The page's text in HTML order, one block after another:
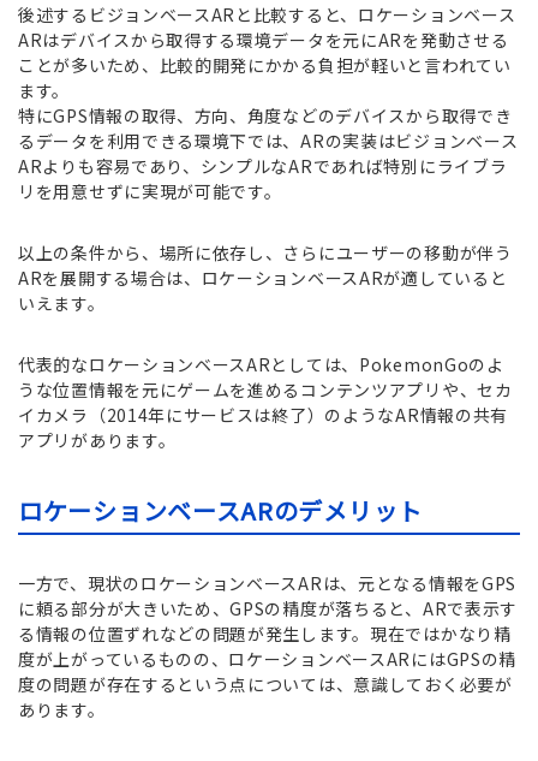
後述するビジョンベースARと比較すると、ロケーションベース
ARはデバイスから取得する環境データを元にARを発動させる
ことが多いため、比較的開発にかかる負担が軽いと言われてい
ます。
特にGPS情報の取得、方向、角度などのデバイスから取得でき
るデータを利用できる環境下では、ARの実装はビジョンベース
ARよりも容易であり、シンプルなARであれば特別にライブラ
リを用意せずに実現が可能です。
以上の条件から、場所に依存し、さらにユーザーの移動が伴う
ARを展開する場合は、ロケーションベースARが適していると
いえます。
代表的なロケーションベースARとしては、PokemonGoのよ
うな位置情報を元にゲームを進めるコンテンツアプリや、セカ
イカメラ（2014年にサービスは終了）のようなAR情報の共有
アプリがあります。
ロケーションベースARのデメリット
一方で、現状のロケーションベースARは、元となる情報をGPS
に頼る部分が大きいため、GPSの精度が落ちると、ARで表示す
る情報の位置ずれなどの問題が発生します。現在ではかなり精
度が上がっているものの、ロケーションベースARにはGPSの精
度の問題が存在するという点については、意識しておく必要が
あります。